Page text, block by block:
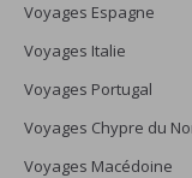
Voyages Espagne
Voyages Italie
Voyages Portugal
Voyages Chypre du
Voyages Macédoine